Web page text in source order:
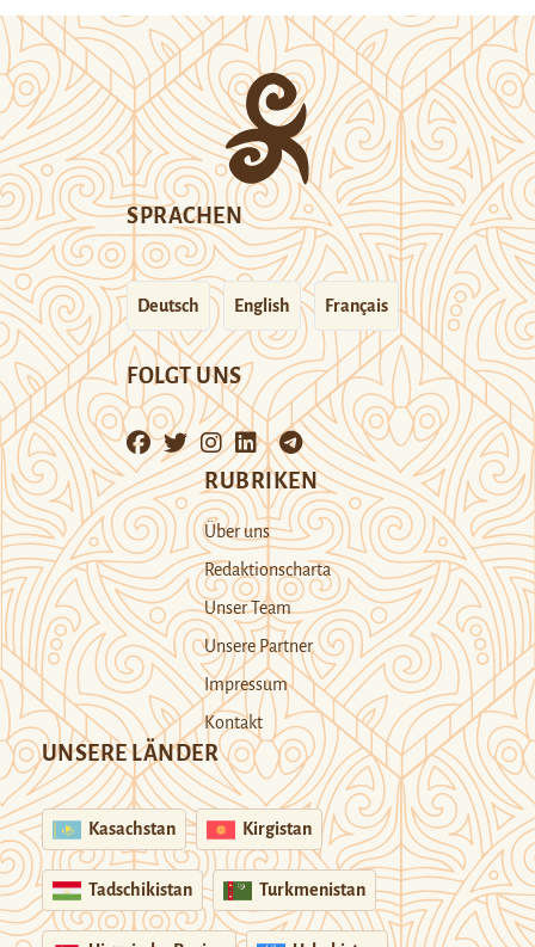
SPRACHEN
Deutsch English Français
FOLGT UNS
RUBRIKEN
Über uns
Redaktionscharta
Unser Team
Unsere Partner
Impressum
Kontakt
UNSERE LÄNDER
Kasachstan Kirgistan
Tadschikistan Turkmenistan